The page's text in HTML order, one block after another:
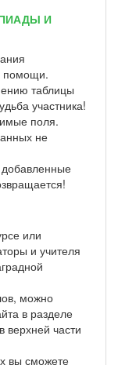
И
помощи.
таблицы
участника!
поля.
не
или
и учителя
можно
в разделе
верхней части
вы сможете